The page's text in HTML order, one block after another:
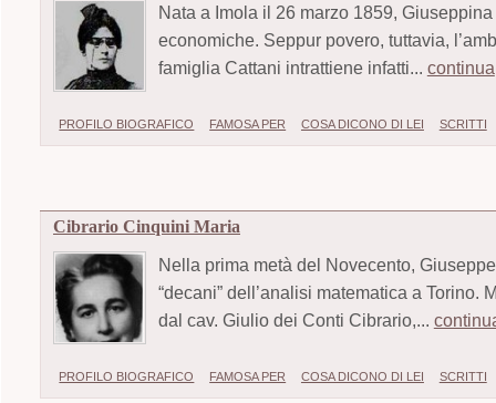
Nata a Imola il 26 marzo 1859,
economiche. Seppur povero, tuttavia,
famiglia Cattani intrattiene infatti... continua
PROFILO BIOGRAFICO FAMOSA PER COSA DICONO DI LEI SCRITTI
Cibrario Cinquini Maria
Nella prima metà del Novecento,
“decani” dell’analisi matematica a
dal cav. Giulio dei Conti Cibrario,...
PROFILO BIOGRAFICO FAMOSA PER COSA DICONO DI LEI SCRITTI